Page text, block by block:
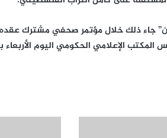
جاء ذلك خلال مؤتمر صحفي مشترك عقده
المكتب الإعلامي الحكومي اليوم